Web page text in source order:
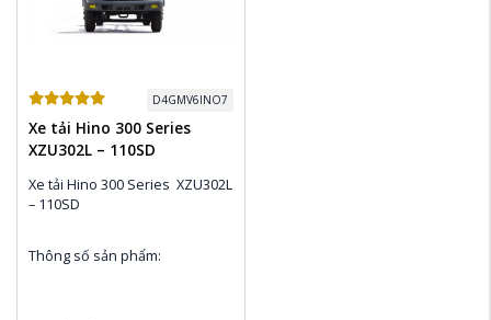
Xuất xứ: HINO Nhật Bản
theo yêu cầu của khách hàn
D4GMV6INO7
Xe tải Hino 300 Series
XZU302L – 110SD
Xe tải Hino 300 Series  XZU302L
– 110SD
Thông số sản phẩm: